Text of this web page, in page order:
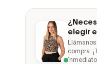
elegir
compra.